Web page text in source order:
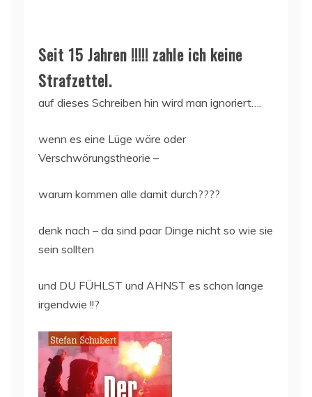
Seit 15 Jahren !!!!! zahle ich keine
Strafzettel.
auf dieses Schreiben hin wird man ignoriert….
wenn es eine Lüge wäre oder
Verschwörungstheorie –
warum kommen alle damit durch????
denk nach – da sind paar Dinge nicht so wie sie
sein sollten
und DU FÜHLST und AHNST es schon lange
irgendwie !!?